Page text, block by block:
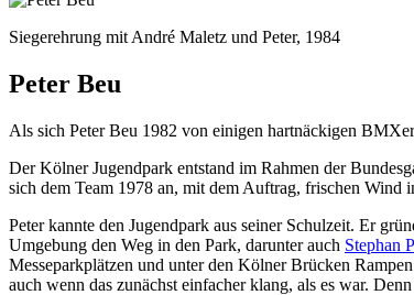
Siegerehrung mit André Maletz und Peter, 1984
Peter Beu
Als sich Peter Beu 1982 von einigen hartnäckigen
Der Kölner Jugendpark entstand im Rahmen der
sich dem Team 1978 an, mit dem Auftrag, frischen Wind
Peter kannte den Jugendpark aus seiner Schulzeit. Er
Umgebung den Weg in den Park, darunter auch Stephan
Messeparkplätzen und unter den Kölner Brücken
auch wenn das zunächst einfacher klang, als es war.